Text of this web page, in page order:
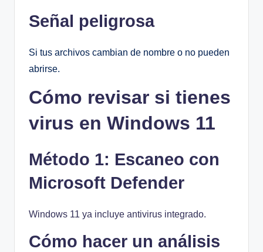
Señal peligrosa
Si tus archivos cambian de nombre o no pueden
abrirse.
Cómo revisar si tienes
virus en Windows 11
Método 1: Escaneo con
Microsoft Defender
Windows 11 ya incluye antivirus integrado.
Cómo hacer un análisis